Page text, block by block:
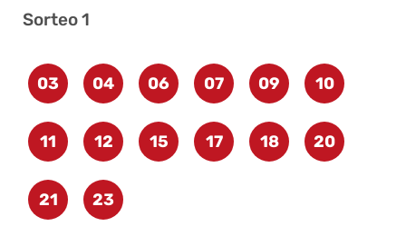
Sorteo 1
03 04 06 07 09 10
11 12 15 17 18 20
21 23